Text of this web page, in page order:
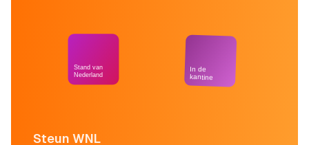
Steun WNL
Stand van
Nederland
In de
kantine